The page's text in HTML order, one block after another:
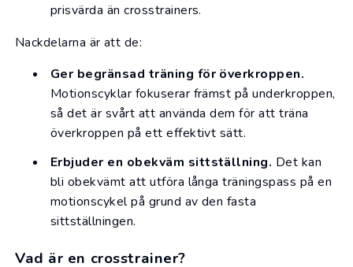
prisvärda än crosstrainers.
Nackdelarna är att de:
Ger begränsad träning för överkroppen.
Motionscyklar fokuserar främst på underkroppen,
så det är svårt att använda dem för att träna
överkroppen på ett effektivt sätt.
Erbjuder en obekväm sittställning. Det kan
bli obekvämt att utföra långa träningspass på en
motionscykel på grund av den fasta
sittställningen.
Vad är en crosstrainer?